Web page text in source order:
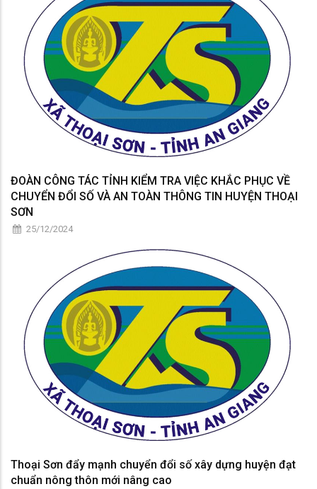
ĐOÀN CÔNG TÁC TỈNH KIỂM TRA VIỆC KHẮC PHỤC VỀ
CHUYỂN ĐỔI SỐ VÀ AN TOÀN THÔNG TIN HUYỆN THOẠI
SƠN
25/12/2024
Thoại Sơn đẩy mạnh chuyển đổi số xây dựng huyện đạt
chuẩn nông thôn mới nâng cao